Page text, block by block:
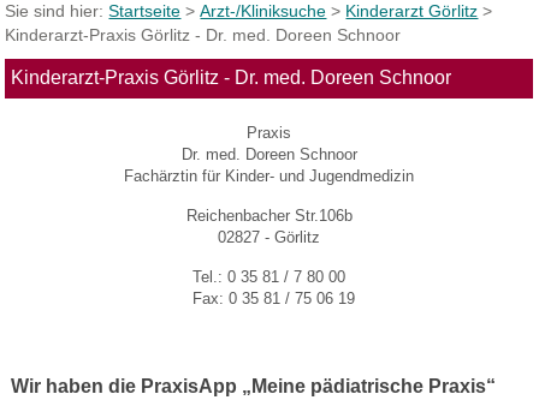
Sie sind hier:Startseite >Arzt-/Kliniksuche > Kinderarzt Görlitz >
Kinderarzt-Praxis Görlitz - Dr. med. Doreen Schnoor
Kinderarzt-Praxis Görlitz - Dr. med. Doreen Schnoor
Praxis
Dr. med. Doreen Schnoor
Fachärztin für Kinder- und Jugendmedizin
Reichenbacher Str.106b
02827 - Görlitz
Tel.: 0 35 81 / 7 80 00
Fax: 0 35 81 / 75 06 19
Wir haben die PraxisApp „Meine pädiatrische Praxis“